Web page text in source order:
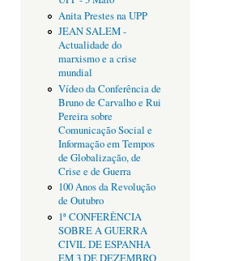
Anita Prestes na UPP
JEAN SALEM -
Actualidade do
marxismo e a crise
mundial
Vídeo da Conferência de
Bruno de Carvalho e Rui
Pereira sobre
Comunicação Social e
Informação em Tempos
de Globalização, de
Crise e de Guerra
100 Anos da Revolução
de Outubro
1ª CONFERÊNCIA
SOBRE A GUERRA
CIVIL DE ESPANHA
EM 3 DE DEZEMBRO